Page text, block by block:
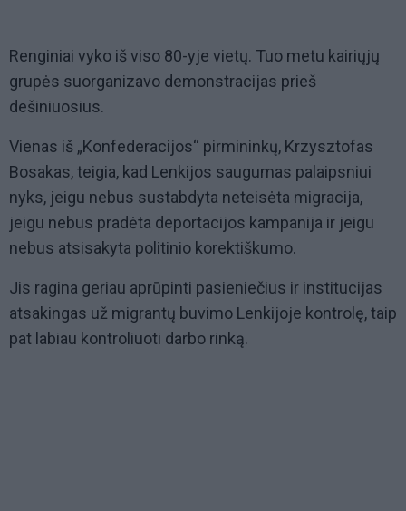
Renginiai vyko iš viso 80-yje vietų. Tuo metu kairiųjų
grupės suorganizavo demonstracijas prieš
dešiniuosius.
Vienas iš „Konfederacijos“ pirmininkų, Krzysztofas
Bosakas, teigia, kad Lenkijos saugumas palaipsniui
nyks, jeigu nebus sustabdyta neteisėta migracija,
jeigu nebus pradėta deportacijos kampanija ir jeigu
nebus atsisakyta politinio korektiškumo.
Jis ragina geriau aprūpinti pasieniečius ir institucijas
atsakingas už migrantų buvimo Lenkijoje kontrolę, taip
pat labiau kontroliuoti darbo rinką.